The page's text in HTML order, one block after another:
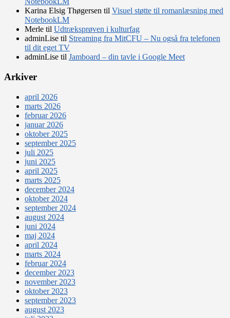
Karina Elsig Thøgersen til Visuel støtte til romanlæsning med
NotebookLM
Merle til Udtræksprøven i kulturfag
adminLise til Streaming fra MitCFU – Nu også fra telefonen
til dit eget TV
adminLise til Jamboard – din tavle i Google Meet
Arkiver
april 2026
marts 2026
februar 2026
januar 2026
oktober 2025
september 2025
juli 2025
juni 2025
april 2025
marts 2025
december 2024
oktober 2024
september 2024
august 2024
juni 2024
maj 2024
april 2024
marts 2024
februar 2024
december 2023
november 2023
oktober 2023
september 2023
august 2023